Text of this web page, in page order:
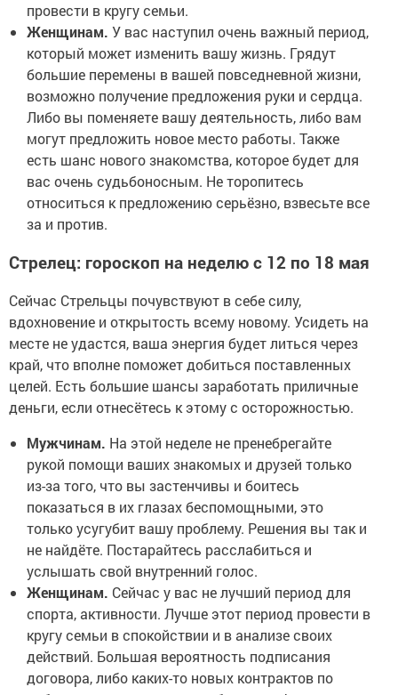
провести в кругу семьи.
Женщинам. У вас наступил очень важный период,
который может изменить вашу жизнь. Грядут
большие перемены в вашей повседневной жизни,
возможно получение предложения руки и сердца.
Либо вы поменяете вашу деятельность, либо вам
могут предложить новое место работы. Также
есть шанс нового знакомства, которое будет для
вас очень судьбоносным. Не торопитесь
относиться к предложению серьёзно, взвесьте все
за и против.
Стрелец: гороскоп на неделю с 12 по 18 мая
Сейчас Стрельцы почувствуют в себе силу,
вдохновение и открытость всему новому. Усидеть на
месте не удастся, ваша энергия будет литься через
край, что вполне поможет добиться поставленных
целей. Есть большие шансы заработать приличные
деньги, если отнесётесь к этому с осторожностью.
Мужчинам. На этой неделе не пренебрегайте
рукой помощи ваших знакомых и друзей только
из-за того, что вы застенчивы и боитесь
показаться в их глазах беспомощными, это
только усугубит вашу проблему. Решения вы так и
не найдёте. Постарайтесь расслабиться и
услышать свой внутренний голос.
Женщинам. Сейчас у вас не лучший период для
спорта, активности. Лучше этот период провести в
кругу семьи в спокойствии и в анализе своих
действий. Большая вероятность подписания
договора, либо каких-то новых контрактов по